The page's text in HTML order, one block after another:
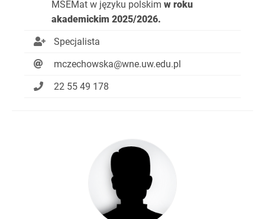
MSEMat w języku polskimw roku
akademickim 2025/2026.
Specjalista
mczechowska@wne.uw.edu.pl
22 55 49 178